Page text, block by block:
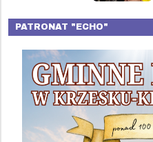
PATRONAT "ECHO"